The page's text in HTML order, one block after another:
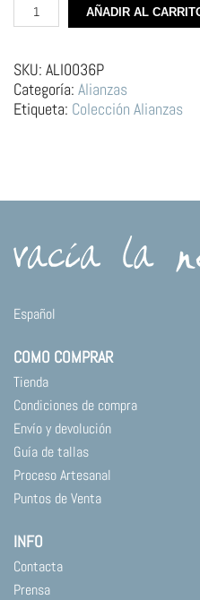
Alianza
de
–
Sardina
Azul
cantidad
AÑADIR AL
SKU: ALI0036P
Categoría: Alianzas
Etiqueta: Colección Alianzas
Español
COMO COMPRAR
Tienda
Condiciones de compra
Envío y devolución
Guía de tallas
Proceso Artesanal
Puntos de Venta
INFO
Contacta
Prensa